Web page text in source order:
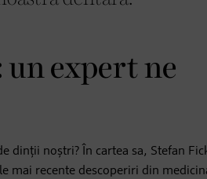
expert ne
dinții noștri? În cartea sa, Stefan
mai recente descoperiri din